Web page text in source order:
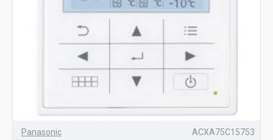
Panasonic ACXA75C15753